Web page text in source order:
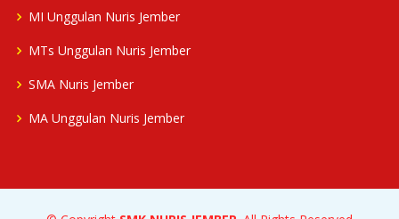
MI Unggulan Nuris Jember
MTs Unggulan Nuris Jember
SMA Nuris Jember
MA Unggulan Nuris Jember